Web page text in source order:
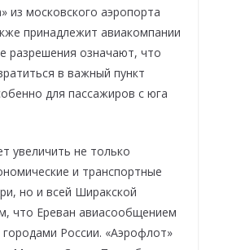
из московского аэропорта
принадлежит авиакомпании
разрешения означают, что
в важный пункт
для пассажиров с юга
увеличить не только
и транспортные
но и всей Ширакской
что Ереван авиасообщением
городами России. «Аэрофлот»